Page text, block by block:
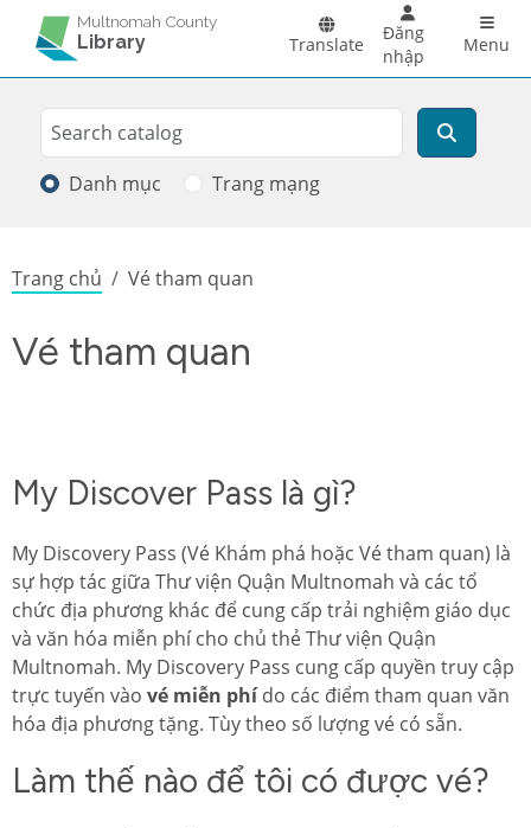
Skip to main content
Multnomah County
Library Translate
Đăng
nhập
Menu
Search
Tìm kiếm
Danh mục Trang mạng
Breadcrumb
Trang chủ Vé tham quan
Vé tham quan
My Discover Pass là gì?
My Discovery Pass (Vé Khám phá hoặc Vé tham quan) là
sự hợp tác giữa Thư viện Quận Multnomah và các tổ
chức địa phương khác để cung cấp trải nghiệm giáo dục
và văn hóa miễn phí cho chủ thẻ Thư viện Quận
Multnomah. My Discovery Pass cung cấp quyền truy cập
trực tuyến vào vé miễn phído các điểm tham quan văn
hóa địa phương tặng. Tùy theo số lượng vé có sẵn.
Làm thế nào để tôi có được vé?